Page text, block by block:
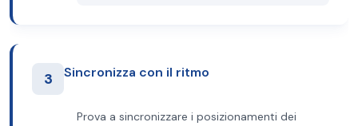
3 Sincronizza con il ritmo
Prova a sincronizzare i posizionamenti dei